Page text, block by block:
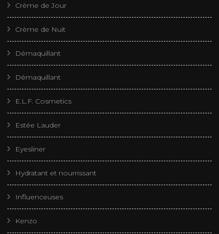
Crème de Jour
Crème de Nuit
Démaquillant
Démaquillant
E.L.F. Cosmetics
Estée Lauder
Eyesliner
Hydratant et nourrissant
Influenceuses
Kenzo